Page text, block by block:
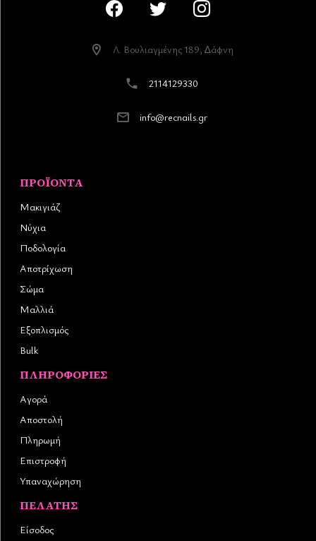
Λ. Βουλιαγµένης 189, ∆άφνη
2114129330
info@recnails.gr
ΠΡΟΪΌΝΤΑ
Μακιγιάζ
Νύχια
Ποδολογία
Αποτρίχωση
Σώμα
Μαλλιά
Εξοπλισμός
Bulk
ΠΛΗΡΟΦΟΡΊΕΣ
Αγορά
Αποστολή
Πληρωμή
Επιστροφή
Υπαναχώρηση
ΠΕΛΆΤΗΣ
Είσοδος